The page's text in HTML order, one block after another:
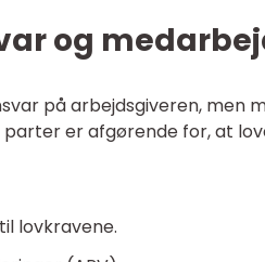
og
på arbejdsgiveren, men
er afgørende for, at
lovkravene.